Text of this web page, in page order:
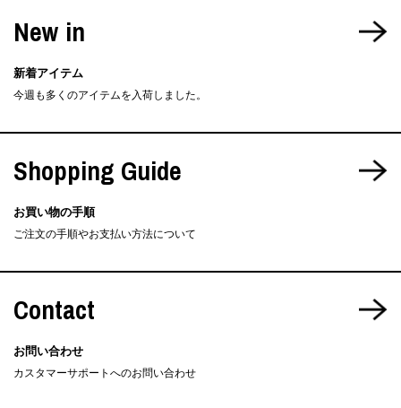
New in
新着アイテム
今週も多くのアイテムを入荷しました。
Shopping Guide
お買い物の手順
ご注文の手順やお支払い方法について
Contact
お問い合わせ
カスタマーサポートへのお問い合わせ